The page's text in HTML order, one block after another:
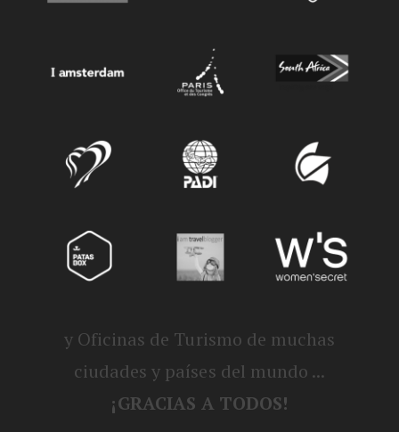
y Oficinas de Turismo de muchas
ciudades y países del mundo ...
¡GRACIAS A TODOS!